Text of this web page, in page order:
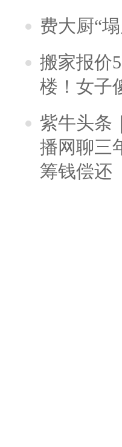
费大厨“
搬家报价
楼！女
紫牛头条
播网聊三
筹钱偿还